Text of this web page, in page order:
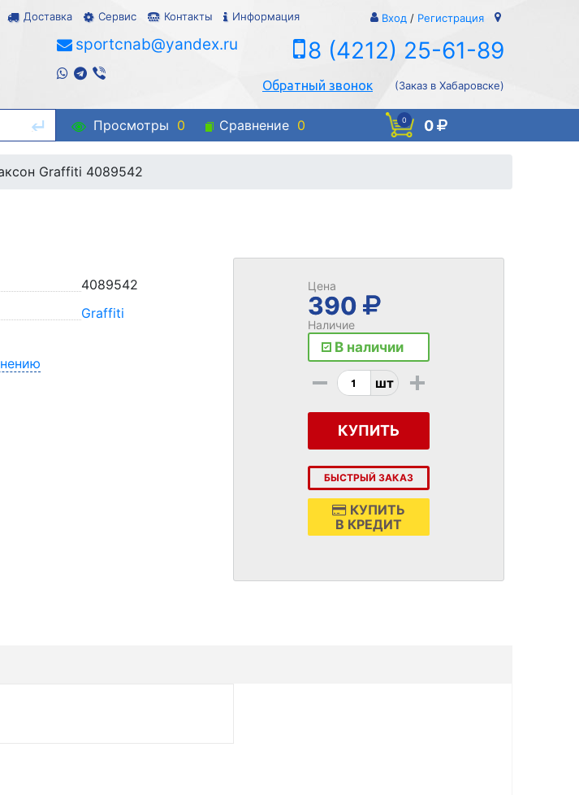
Доставка Сервис Контакты Информация Вход / Регистрация
sportcnab@yandex.ru 8 (4212) 25-61-89
Обратный звонок (Заказ в Хабаровске)
Просмотры 0 Сравнение 0 0 0
Graffiti 4089542
4089542
Graffiti
Цена
390
Наличие
В наличии
- шт +
КУПИТЬ
БЫСТРЫЙ ЗАКАЗ
КУПИТЬ
В КРЕДИТ